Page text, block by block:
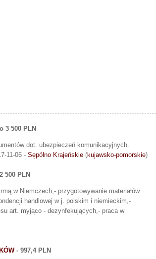
3 500 PLN
dot. ubezpieczeń komunikacyjnych.
11-06 - Sępólno Krajeńskie (kujawsko-pomorskie)
500 PLN
w Niemczech,- przygotowywanie materiałów
handlowej w j. polskim i niemieckim,-
art. myjąco - dezynfekujących,- praca w
- 997,4 PLN